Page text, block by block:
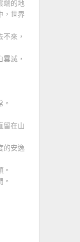
端的地
，世界
來，
滅，
留在山
的安逸